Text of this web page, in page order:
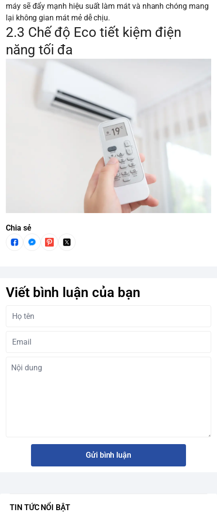
máy sẽ đẩy mạnh hiệu suất làm mát và nhanh chóng mang
lại không gian mát mẻ dễ chịu.
2.3 Chế độ Eco tiết kiệm điện
năng tối đa
Chia sẻ
Viết bình luận của bạn
Gửi bình luận
TIN TỨC NỔI BẬT